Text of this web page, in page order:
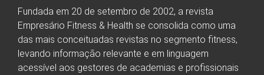
Fundada em 20 de setembro de 2002, a revista
Empresário Fitness & Health se consolida como uma
das mais conceituadas revistas no segmento fitness,
levando informação relevante e em linguagem
acessível aos gestores de academias e profissionais